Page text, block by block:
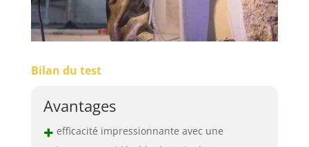
Bilan du test
Avantages
+ efficacité impressionnante avec une